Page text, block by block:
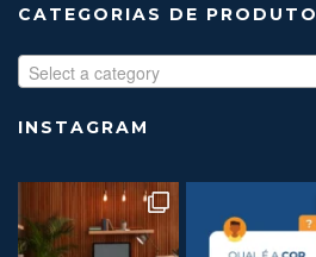
CATEGORIAS DE PRODUTO
Select a category
INSTAGRAM